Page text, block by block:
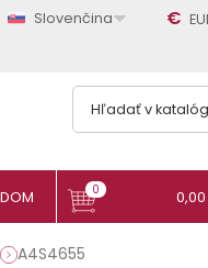
Slovenčina €
0
A4S4655